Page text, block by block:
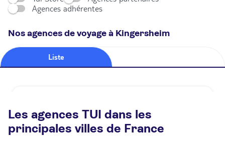
Agences adhérentes
Nos agences de voyage à Kingersheim
Liste
Carte
Fermé.Ouvre demain à 13:00
136 Rue de Richwiller 68260 Kingersheim
Les agences TUI dans les
principales villes de France